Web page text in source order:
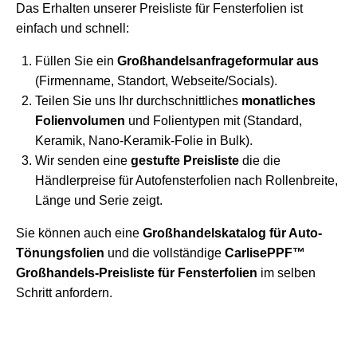
Das Erhalten unserer Preisliste für Fensterfolien ist
einfach und schnell:
Füllen Sie ein Großhandelsanfrageformular aus
(Firmenname, Standort, Webseite/Socials).
Teilen Sie uns Ihr durchschnittliches monatliches
Folienvolumen und Folientypen mit (Standard,
Keramik, Nano-Keramik-Folie in Bulk).
Wir senden eine gestufte Preisliste die die
Händlerpreise für Autofensterfolien nach Rollenbreite,
Länge und Serie zeigt.
Sie können auch eine Großhandelskatalog für Auto-
Tönungsfolien und die vollständige CarlisePPF™
Großhandels-Preisliste für Fensterfolien im selben
Schritt anfordern.